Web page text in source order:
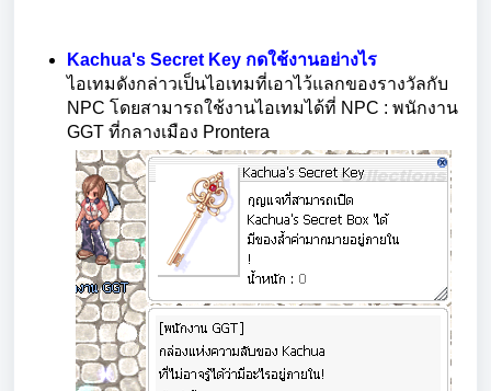
Kachua's Secret Key กดใช้งานอย่างไร
ไอเทมดังกล่าวเป็นไอเทมที่เอาไว้แลกของรางวัลกับ
NPC โดยสามารถใช้งานไอเทมได้ที่ NPC : พนักงาน
GGT ที่กลางเมือง Prontera